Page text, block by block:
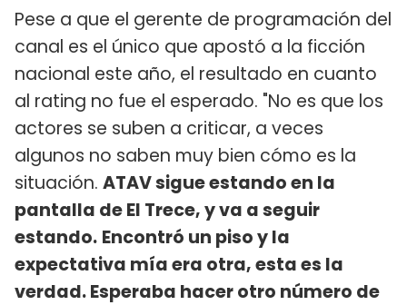
Pese a que el gerente de programación del
canal es el único que apostó a la ficción
nacional este año, el resultado en cuanto
al rating no fue el esperado. "No es que los
actores se suben a criticar, a veces
algunos no saben muy bien cómo es la
situación. ATAV sigue estando en la
pantalla de El Trece, y va a seguir
estando. Encontró un piso y la
expectativa mía era otra, esta es la
verdad. Esperaba hacer otro número de